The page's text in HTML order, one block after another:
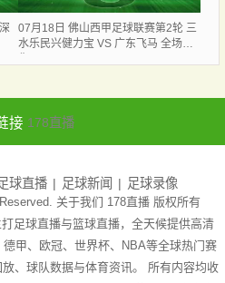
07月18日 佛山西甲足球联赛第2轮 三
水乐民兴健力宝 VS 广东飞马 全场录
接 178直播
球直播 足球新闻 足球录像
关于我们 178直播 版权所有
足球直播与篮球直播，全天候提供高清
甲、欧冠、世界杯、NBA等全球热门赛
、球队数据与体育资讯。 所有内容均收